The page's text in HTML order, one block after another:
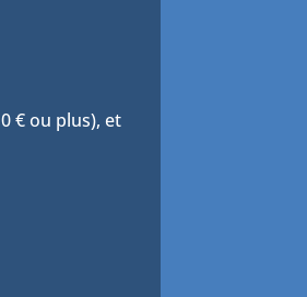
€ ou plus), et